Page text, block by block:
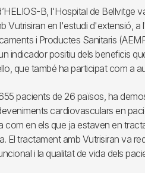
B, l'Hospital de Bellvitge
Vutrisiran en l'estudi d'extensió,
i Productes Sanitaris
indicador positiu dels beneficis
que també ha participat com a
pacients de 26 països, ha
cardiovasculars en
com en els que ja estaven en
El tractament amb Vutrisiran va
i la qualitat de vida dels